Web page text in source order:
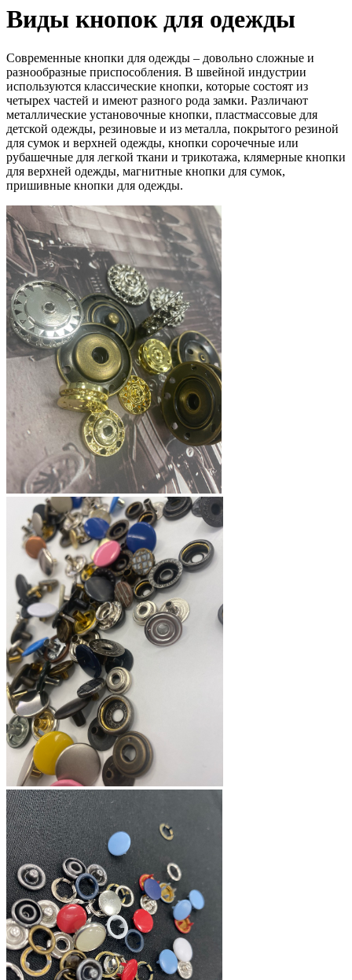
Виды кнопок для одежды
Современные кнопки для одежды – довольно сложные и
разнообразные приспособления. В швейной индустрии
используются классические кнопки, которые состоят из
четырех частей и имеют разного рода замки. Различают
металлические установочные кнопки, пластмассовые для
детской одежды, резиновые и из металла, покрытого резиной
для сумок и верхней одежды, кнопки сорочечные или
рубашечные для легкой ткани и трикотажа, клямерные кнопки
для верхней одежды, магнитные кнопки для сумок,
пришивные кнопки для одежды.